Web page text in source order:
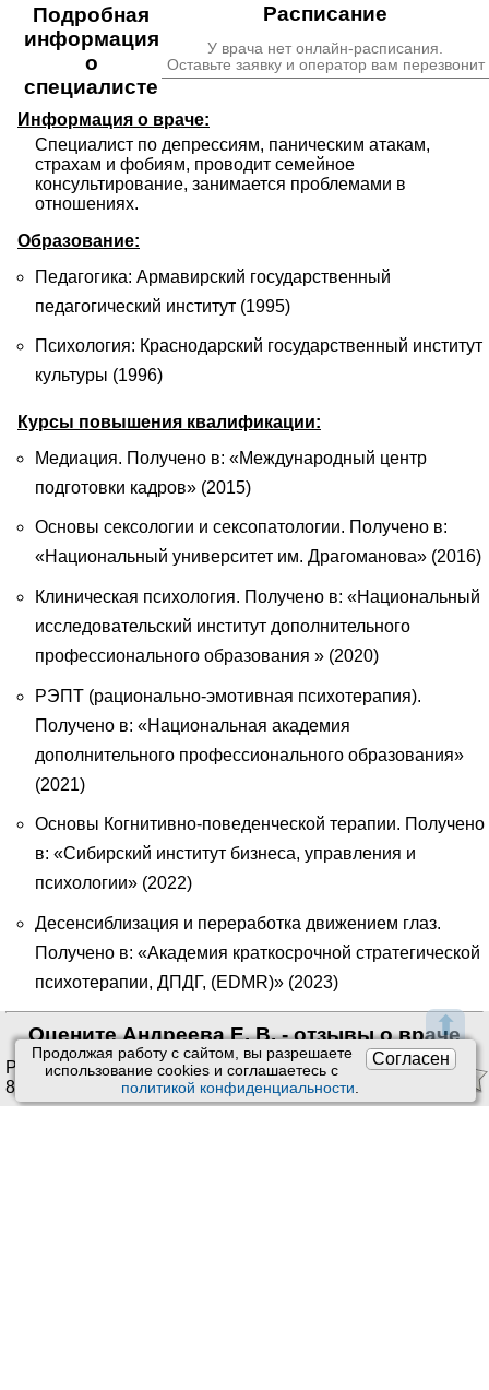
⬆
Согласен
Продолжая работу с сайтом, вы разрешаете
использование сookies и соглашаетесь с
политикой конфиденциальности.
Расписание
У врача нет онлайн-расписания.
Оставьте заявку и оператор вам перезвонит
Подробная
информация
о
специалисте
Информация о враче:
Специалист по депрессиям, паническим атакам,
страхам и фобиям, проводит семейное
консультирование, занимается проблемами в
отношениях.
Образование:
Педагогика: Армавирский государственный
педагогический институт (1995)
Психология: Краснодарский государственный институт
культуры (1996)
Курсы повышения квалификации:
Медиация. Получено в: «Международный центр
подготовки кадров» (2015)
Основы сексологии и сексопатологии. Получено в:
«Национальный университет им. Драгоманова» (2016)
Клиническая психология. Получено в: «Национальный
исследовательский институт дополнительного
профессионального образования » (2020)
РЭПТ (рационально-эмотивная психотерапия).
Получено в: «Национальная академия
дополнительного профессионального образования»
(2021)
Основы Когнитивно-поведенческой терапии. Получено
в: «Сибирский институт бизнеса, управления и
психологии» (2022)
Десенсиблизация и переработка движением глаз.
Получено в: «Академия краткосрочной стратегической
психотерапии, ДПДГ, (EDMR)» (2023)
Оцените Андреева Е. В. - отзывы о враче
Рейтинг:4.46/5. Оценок:
8.